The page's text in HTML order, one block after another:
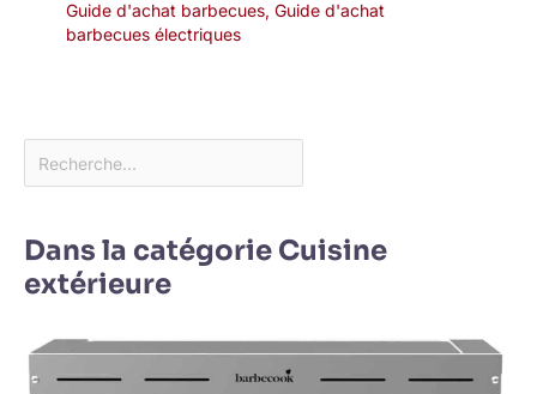
Guide d'achat barbecues, Guide d'achat
barbecues électriques
Dans la catégorie Cuisine
extérieure